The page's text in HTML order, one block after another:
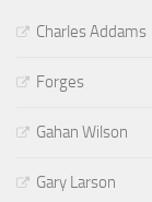
Charles Addams
Forges
Gahan Wilson
Gary Larson